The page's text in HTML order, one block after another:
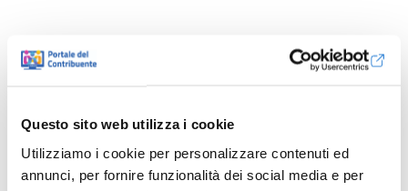
Questo sito web utilizza i cookie
Utilizziamo i cookie per personalizzare contenuti ed
annunci, per fornire funzionalità dei social media e per